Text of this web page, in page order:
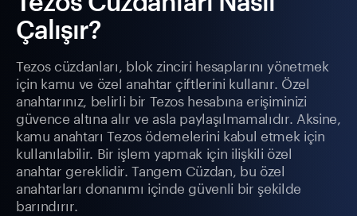
Çalışır?
Tezos cüzdanları, blok zinciri hesaplarını yönetmek
için kamu ve özel anahtar çiftlerini kullanır. Özel
anahtarınız, belirli bir Tezos hesabına erişiminizi
güvence altına alır ve asla paylaşılmamalıdır. Aksine,
kamu anahtarı Tezos ödemelerini kabul etmek için
kullanılabilir. Bir işlem yapmak için ilişkili özel
anahtar gereklidir. Tangem Cüzdan, bu özel
anahtarları donanımı içinde güvenli bir şekilde
barındırır.